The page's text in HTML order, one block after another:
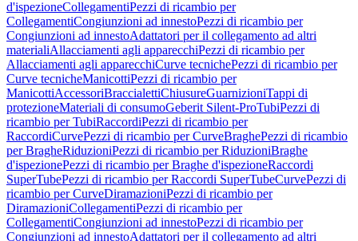
d'ispezioneCollegamentiPezzi di ricambio per
CollegamentiCongiunzioni ad innestoPezzi di ricambio per
Congiunzioni ad innestoAdattatori per il collegamento ad altri
materialiAllacciamenti agli apparecchiPezzi di ricambio per
Allacciamenti agli apparecchiCurve tecnichePezzi di ricambio per
Curve tecnicheManicottiPezzi di ricambio per
ManicottiAccessoriBraccialettiChiusureGuarnizioniTappi di
protezioneMateriali di consumoGeberit Silent-ProTubiPezzi di
ricambio per TubiRaccordiPezzi di ricambio per
RaccordiCurvePezzi di ricambio per CurveBraghePezzi di ricambio
per BragheRiduzioniPezzi di ricambio per RiduzioniBraghe
d'ispezionePezzi di ricambio per Braghe d'ispezioneRaccordi
SuperTubePezzi di ricambio per Raccordi SuperTubeCurvePezzi di
ricambio per CurveDiramazioniPezzi di ricambio per
DiramazioniCollegamentiPezzi di ricambio per
CollegamentiCongiunzioni ad innestoPezzi di ricambio per
Congiunzioni ad innestoAdattatori per il collegamento ad altri